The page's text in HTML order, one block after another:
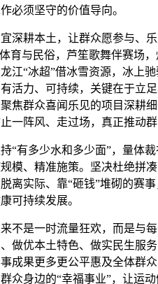
必须坚守的价值导向。
耕本土，让群众愿参与、
育与民俗，芦笙歌舞伴赛场
江“冰超”借冰雪资源，冰上
力、可持续，关键在于立
焦群众喜闻乐见的项目深耕
一阵风、走过场，真正推动
多少水和多少面”，量体
模、精准施策。坚决杜绝拼
离实际、靠“砸钱”堆砌的赛
可持续发展。
是一时流量狂欢，而是与每
做优本土特色、做实民生服
成果更多更公平惠及全体群
众身边的“幸福事业”，让运